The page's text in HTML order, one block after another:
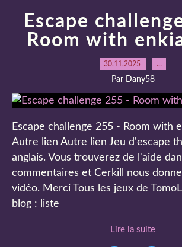
Escape
Room with
30.11.2025 …
Par Dany58
Escape challenge 255 - Room with
Autre lien Autre lien Jeu d'escape
anglais. Vous trouverez de l'aide
commentaires et Cerkill nous
vidéo. Merci Tous les jeux de
blog : liste
Lire la suite